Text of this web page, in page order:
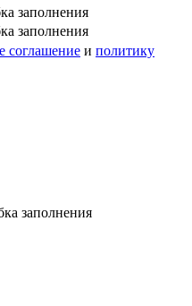
заполнения
заполнения
соглашение и политику
заполнения